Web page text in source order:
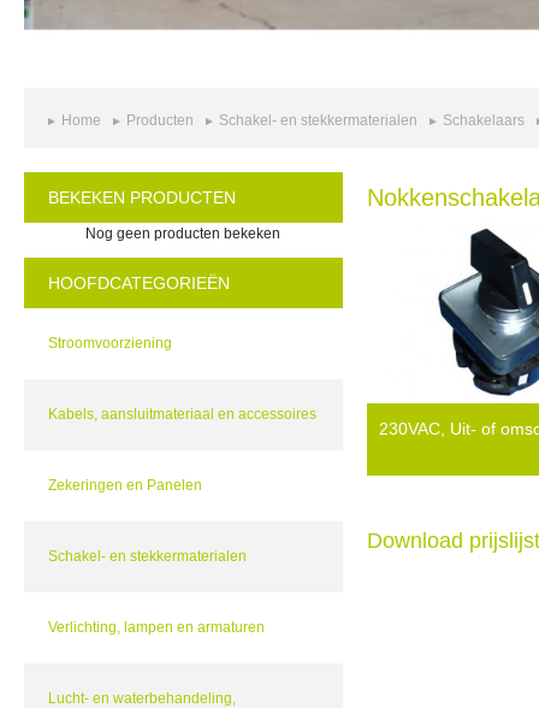
Home Producten Schakel- en stekkermaterialen Schakelaars
BEKEKEN PRODUCTEN
Nog geen producten bekeken
HOOFDCATEGORIEËN
Stroomvoorziening
Kabels, aansluitmateriaal en accessoires
Zekeringen en Panelen
Schakel- en stekkermaterialen
Verlichting, lampen en armaturen
Lucht- en waterbehandeling,
230VAC, Uit- of
Download